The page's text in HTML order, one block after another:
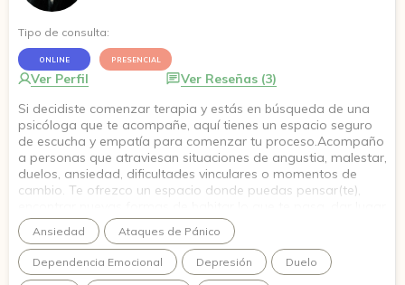
Tipo de consulta:
ONLINE PRESENCIAL
Ver Perfil
Ver Reseñas (3)
Si decidiste comenzar terapia y estás en búsqueda de una
psicóloga que te acompañe, aquí tienes un espacio seguro
de escucha y empatía para comenzar tu proceso.Acompaño
a personas que atraviesan situaciones de angustia, malestar,
duelos, ansiedad, dificultades vinculares o momentos de
cambio. Te ofrezco un espacio donde puedas pensar(te),
a tu palabra, a tu ritmo y desde un enfoque clínico con
perspectiva de género y diversidad.
Ansiedad Ataques de Pánico
Dependencia Emocional Depresión Duelo